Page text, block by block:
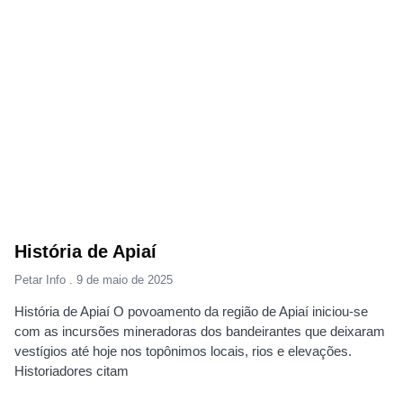
História de Apiaí
Petar Info 9 de maio de 2025
História de Apiaí O povoamento da região de Apiaí iniciou-se
com as incursões mineradoras dos bandeirantes que deixaram
vestígios até hoje nos topônimos locais, rios e elevações.
Historiadores citam